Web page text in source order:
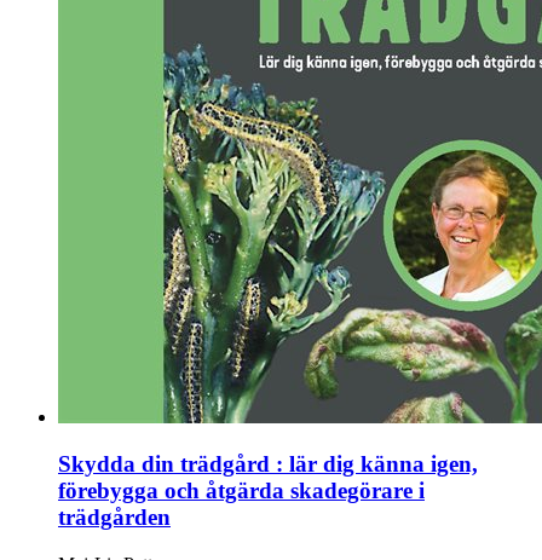
Skydda din trädgård : lär dig känna igen,
förebygga och åtgärda skadegörare i
trädgården